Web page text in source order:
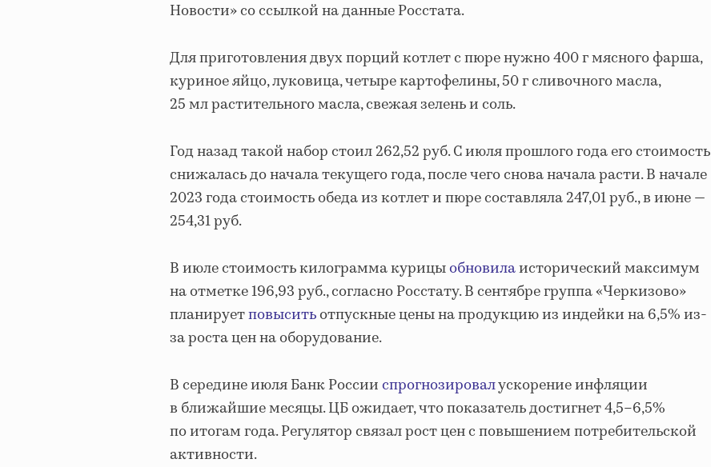
Новости» со ссылкой на данные Росстата.
Для приготовления двух порций котлет с пюре нужно 400 г мясного фарша,
куриное яйцо, луковица, четыре картофелины, 50 г сливочного масла,
25 мл растительного масла, свежая зелень и соль.
Год назад такой набор стоил 262,52 руб. С июля прошлого года его стоимость
снижалась до начала текущего года, после чего снова начала расти. В начале
2023 года стоимость обеда из котлет и пюре составляла 247,01 руб., в июне —
254,31 руб.
В июле стоимость килограмма курицыобновилаисторический максимум
на отметке 196,93 руб., согласно Росстату. В сентябре группа «Черкизово»
планируетповыситьотпускные цены на продукцию из индейки на 6,5% из-
за роста цен на оборудование.
В середине июля Банк Россииспрогнозировалускорение инфляции
в ближайшие месяцы. ЦБ ожидает, что показатель достигнет 4,5–6,5%
по итогам года. Регулятор связал рост цен с повышением потребительской
активности.